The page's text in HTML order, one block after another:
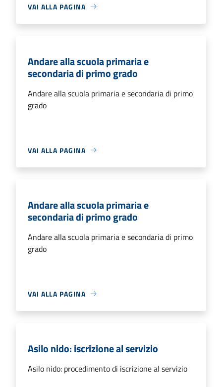
VAI ALLA PAGINA
Andare alla scuola primaria e
secondaria di primo grado
Andare alla scuola primaria e secondaria di primo
grado
VAI ALLA PAGINA
Andare alla scuola primaria e
secondaria di primo grado
Andare alla scuola primaria e secondaria di primo
grado
VAI ALLA PAGINA
Asilo nido: iscrizione al servizio
Asilo nido: procedimento di iscrizione al servizio